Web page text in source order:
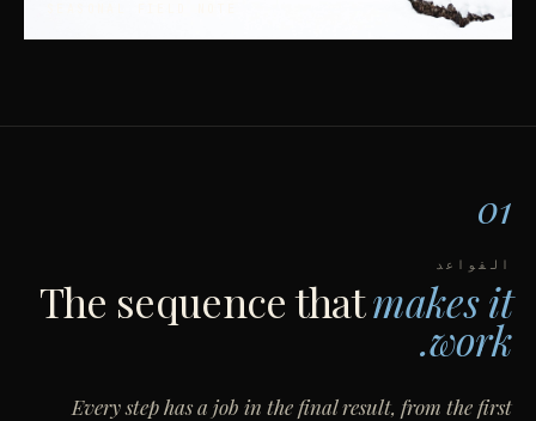
01
القواعد
The sequence thatmakes it
work.
Every step has a job in the final result, from the first